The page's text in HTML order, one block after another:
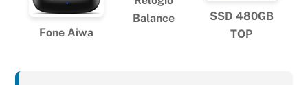
Fone Aiwa
Balance
SSD 480GB
TOP